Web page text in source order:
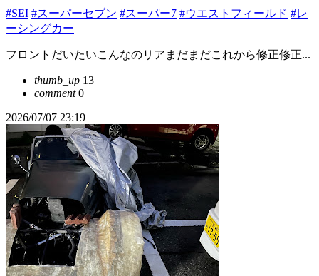
#SEI #スーパーセブン #スーパー7 #ウエストフィールド #レ
ーシングカー
フロントだいたいこんなのリアまだまだこれから修正修正...
thumb_up 13
comment0
2026/07/07 23:19